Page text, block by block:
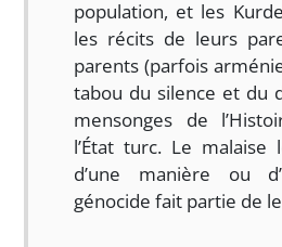
population, et les
les récits de leurs
parents (parfois
tabou du silence et du
mensonges de
l’État turc. Le malaise
d’une manière ou
génocide fait partie de